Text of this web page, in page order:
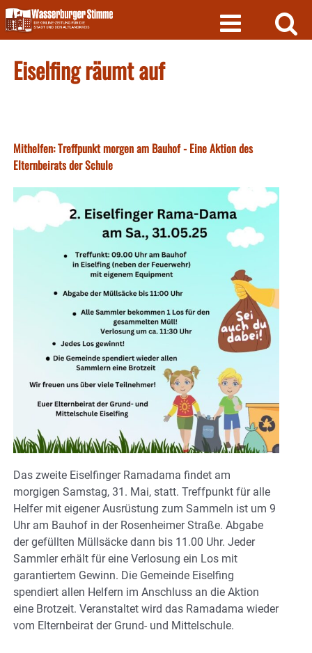
Skip
to
content
Eiselfing räumt auf
Mithelfen: Treffpunkt morgen am Bauhof - Eine Aktion des
Elternbeirats der Schule
Das zweite Eiselfinger Ramadama findet am
morgigen Samstag, 31. Mai, statt. Treffpunkt für alle
Helfer mit eigener Ausrüstung zum Sammeln ist um 9
Uhr am Bauhof in der Rosenheimer Straße. Abgabe
der gefüllten Müllsäcke dann bis 11.00 Uhr. Jeder
Sammler erhält für eine Verlosung ein Los mit
garantiertem Gewinn. Die Gemeinde Eiselfing
spendiert allen Helfern im Anschluss an die Aktion
eine Brotzeit. Veranstaltet wird das Ramadama wieder
vom Elternbeirat der Grund- und Mittelschule.